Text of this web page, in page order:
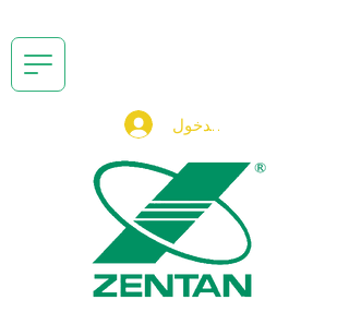
تسجيل الدخول